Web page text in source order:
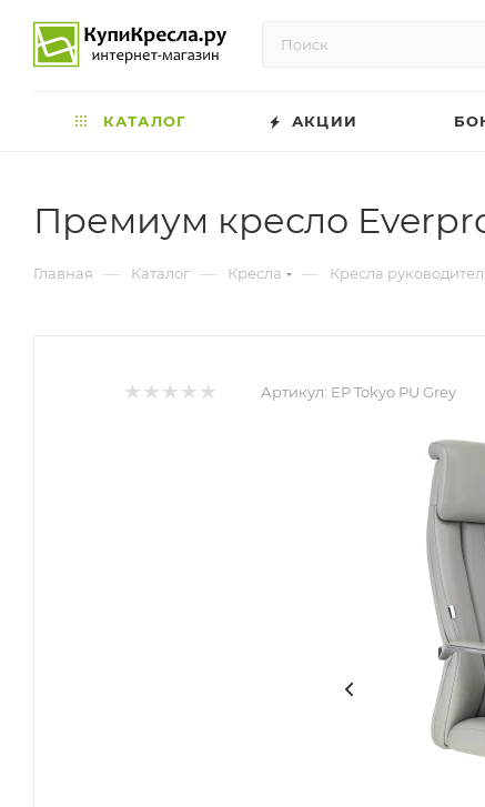
КАТАЛОГ АКЦИИ
Премиум кресло
Главная — Каталог — Кресла — Кресла
Артикул: EP Tokyo PU Grey